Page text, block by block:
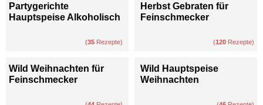
Partygerichte
Hauptspeise Alkoholisch
(35 Rezepte)
Herbst Gebraten für
Feinschmecker
(120 Rezepte)
Wild Weihnachten für
Feinschmecker
Wild Hauptspeise
Weihnachten